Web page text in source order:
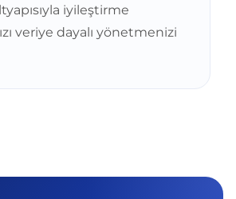
iyileştirme
veriye dayalı yönetmenizi